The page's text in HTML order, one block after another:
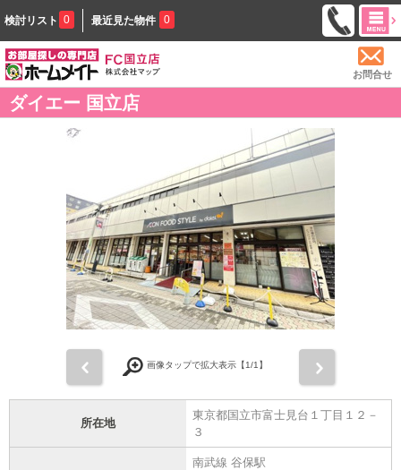
検討リスト 0 最近見た物件 0
お問合せ
ダイエー 国立店
画像タップで拡大表示【1/1】
所在地
東京都国立市富士見台１丁目１２－
３
南武線 谷保駅